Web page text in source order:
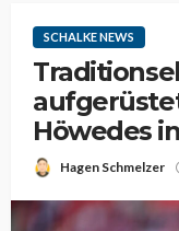
SCHALKE NEWS
Höwedes
Hagen Schmelzer